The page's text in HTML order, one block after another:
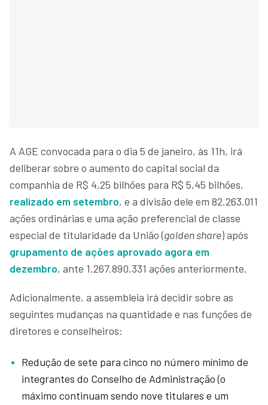
A AGE convocada para o dia 5 de janeiro, às 11h, irá
deliberar sobre o aumento do capital social da
companhia de R$ 4,25 bilhões para R$ 5,45 bilhões,
realizado em setembro, e a divisão dele em 82.263.011
ações ordinárias e uma ação preferencial de classe
especial de titularidade da União (golden share) após
grupamento de ações aprovado agora em
dezembro, ante 1.267.890.331 ações anteriormente.
Adicionalmente, a assembleia irá decidir sobre as
seguintes mudanças na quantidade e nas funções de
diretores e conselheiros:
Redução de sete para cinco no número mínimo de
integrantes do Conselho de Administração (o
máximo continuam sendo nove titulares e um